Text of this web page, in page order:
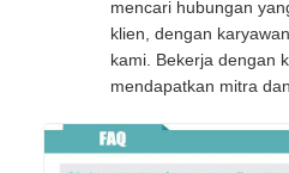
mencari hubungan
klien, dengan
kami. Bekerja dengan
mendapatkan mitra